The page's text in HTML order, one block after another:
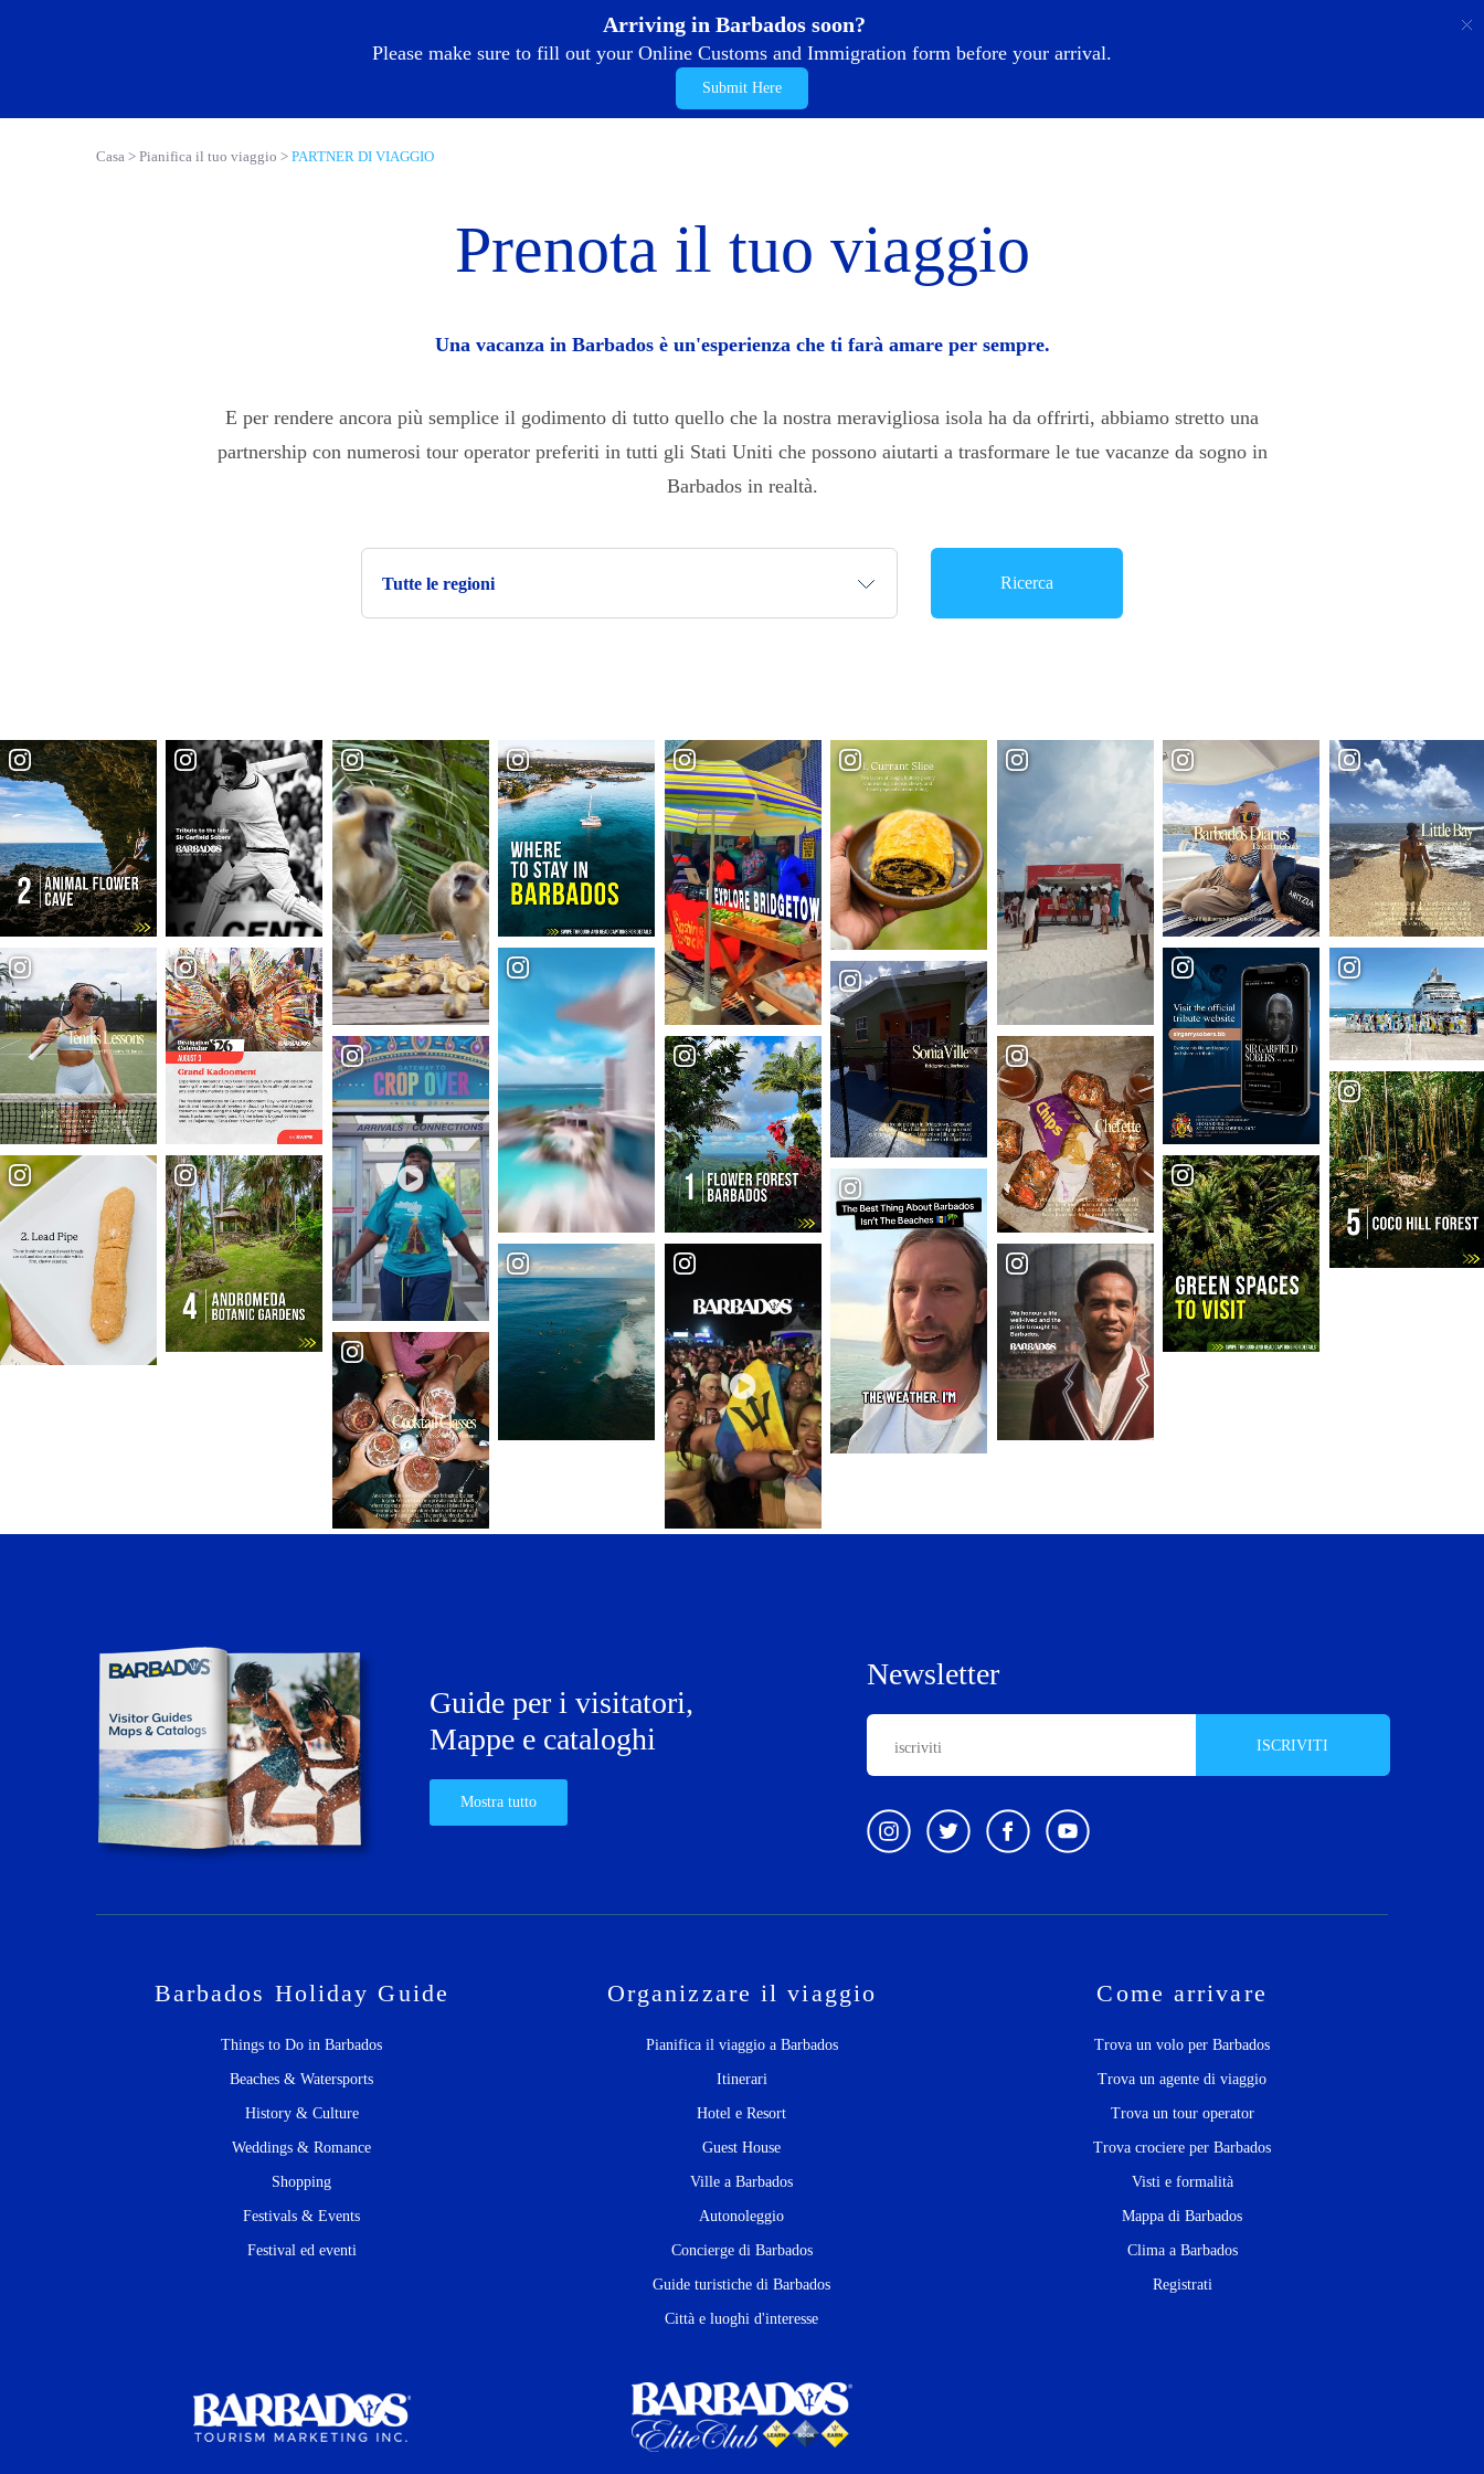
Arriving in Barbados soon?
Please make sure to fill out your Online Customs and Immigration form before your arrival.
Submit Here
Casa Pianifica il tuo viaggio PARTNER DI VIAGGIO
Prenota il tuo viaggio
Una vacanza in Barbados è un'esperienza che ti farà amare per sempre.
E per rendere ancora più semplice il godimento di tutto quello che la nostra meravigliosa isola ha da offrirti, abbiamo stretto una
partnership con numerosi tour operator preferiti in tutti gli Stati Uniti che possono aiutarti a trasformare le tue vacanze da sogno in
Barbados in realtà.
Ricerca
Guide per i visitatori,
Mappe e cataloghi
Mostra tutto
Newsletter
ISCRIVITI
Barbados Holiday Guide
Things to Do in Barbados
Beaches & Watersports
History & Culture
Weddings & Romance
Shopping
Festivals & Events
Festival ed eventi
Organizzare il viaggio
Pianifica il viaggio a Barbados
Itinerari
Hotel e Resort
Guest House
Ville a Barbados
Autonoleggio
Concierge di Barbados
Guide turistiche di Barbados
Città e luoghi d'interesse
Come arrivare
Trova un volo per Barbados
Trova un agente di viaggio
Trova un tour operator
Trova crociere per Barbados
Visti e formalità
Mappa di Barbados
Clima a Barbados
Registrati